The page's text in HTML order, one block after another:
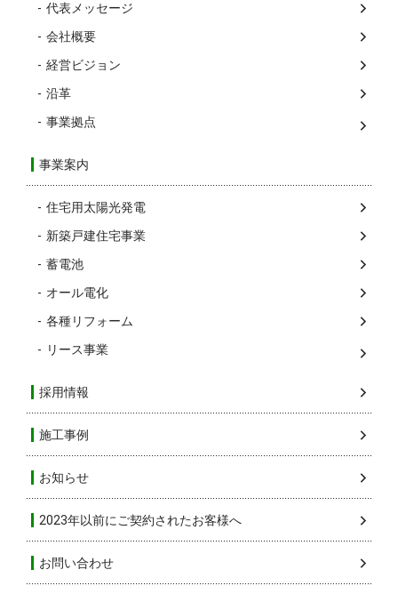
代表メッセージ
会社概要
経営ビジョン
沿革
事業拠点
事業案内
住宅用太陽光発電
新築戸建住宅事業
蓄電池
オール電化
各種リフォーム
リース事業
採用情報
施工事例
お知らせ
2023年以前にご契約されたお客様へ
お問い合わせ